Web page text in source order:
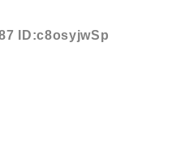
ID:c8osyjwSp